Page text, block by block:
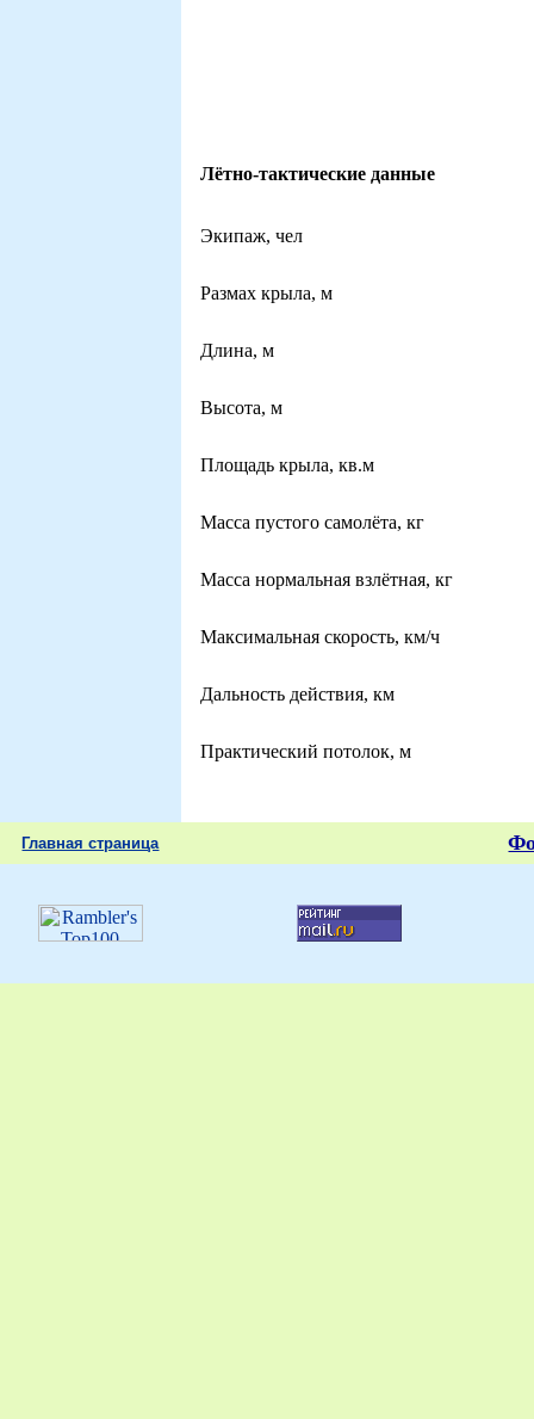
Лётно-тактические данные
Экипаж, чел
Размах крыла, м
Длина, м
Высота, м
Площадь крыла, кв.м
Масса пустого самолёта, кг
Масса нормальная взлётная, кг
Максимальная скорость, км/ч
Дальность действия, км
Практический потолок, м
Главная страница